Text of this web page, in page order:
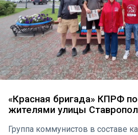
«Красная бригада» КПРФ
жителями улицы
Группа коммунистов в составе